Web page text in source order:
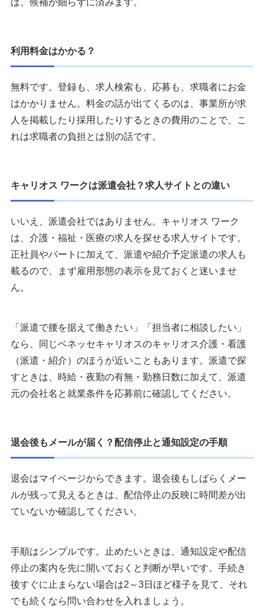
ば、候補が細らずに済みます。
利用料金はかかる？
無料です。登録も、求人検索も、応募も、求職者にお金
はかかりません。料金の話が出てくるのは、事業所が求
人を掲載したり採用したりするときの費用のことで、こ
れは求職者の負担とは別の話です。
キャリオス ワークは派遣会社？求人サイトとの違い
いいえ、派遣会社ではありません。キャリオス ワーク
は、介護・福祉・医療の求人を探せる求人サイトです。
正社員やパートに加えて、派遣や紹介予定派遣の求人も
載るので、まず雇用形態の表示を見ておくと迷いませ
ん。
「派遣で腰を据えて働きたい」「担当者に相談したい」
なら、同じベネッセキャリオスのキャリオス介護・看護
（派遣・紹介）のほうが近いこともあります。派遣で探
すときは、時給・夜勤の有無・勤務日数に加えて、派遣
元の会社名と就業条件を応募前に確認してください。
退会後もメールが届く？配信停止と通知設定の手順
退会はマイページからできます。退会後もしばらくメー
ルが残って見えるときは、配信停止の反映に時間差が出
ていないか確認してください。
手順はシンプルです。止めたいときは、通知設定や配信
停止の案内を先に開いておくと判断が早いです。手続き
後すぐに止まらない場合は2～3日ほど様子を見て、それ
でも続くなら問い合わせを入れましょう。